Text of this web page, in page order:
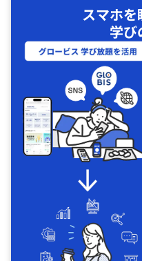
スマホを
学び